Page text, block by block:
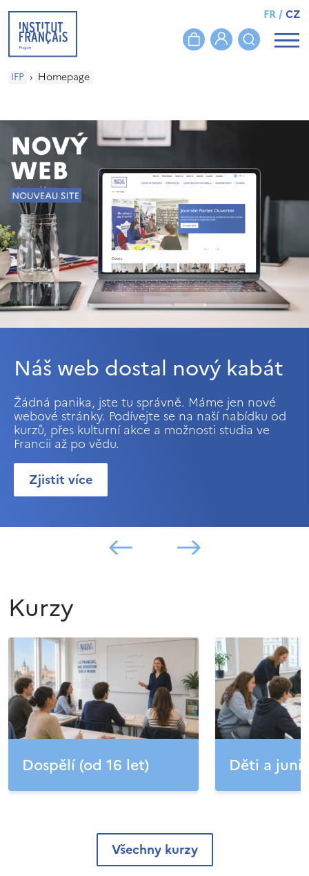
FR/CZ
IFP › Homepage
Náš web dostal nový kabát
Žádná panika, jste tu správně. Máme jen nové
webové stránky. Podívejte se na naší nabídku od
kurzů, přes kulturní akce a možnosti studia ve
Francii až po vědu.
Zjistit více
Kurzy
Dospělí (od 16 let) Děti a
Všechny kurzy